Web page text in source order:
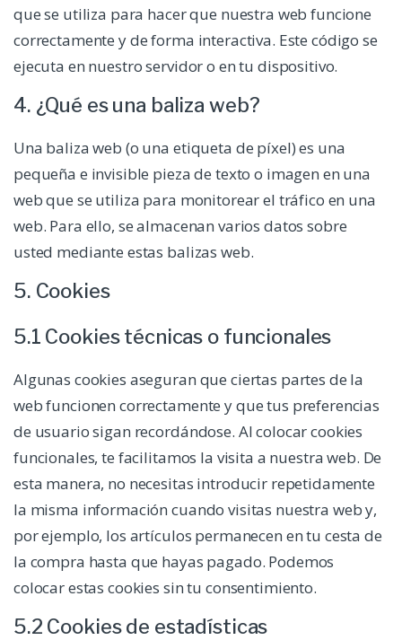
que se utiliza para hacer que nuestra web funcione
correctamente y de forma interactiva. Este código se
ejecuta en nuestro servidor o en tu dispositivo.
4. ¿Qué es una baliza web?
Una baliza web (o una etiqueta de píxel) es una
pequeña e invisible pieza de texto o imagen en una
web que se utiliza para monitorear el tráfico en una
web. Para ello, se almacenan varios datos sobre
usted mediante estas balizas web.
5. Cookies
5.1 Cookies técnicas o funcionales
Algunas cookies aseguran que ciertas partes de la
web funcionen correctamente y que tus preferencias
de usuario sigan recordándose. Al colocar cookies
funcionales, te facilitamos la visita a nuestra web. De
esta manera, no necesitas introducir repetidamente
la misma información cuando visitas nuestra web y,
por ejemplo, los artículos permanecen en tu cesta de
la compra hasta que hayas pagado. Podemos
colocar estas cookies sin tu consentimiento.
5.2 Cookies de estadísticas